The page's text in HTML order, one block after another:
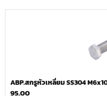
ABP.สกรูหัวเหลี่ยม SS304
95.00